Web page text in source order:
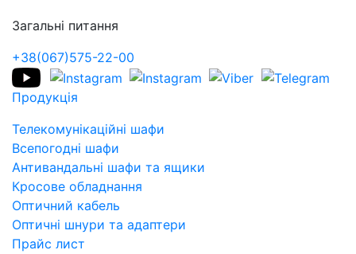
Загальні питання
+38(067)575-22-00
Продукція
Телекомунікаційні шафи
Всепогодні шафи
Антивандальні шафи та ящики
Кросове обладнання
Оптичний кабель
Оптичні шнури та адаптери
Прайс лист